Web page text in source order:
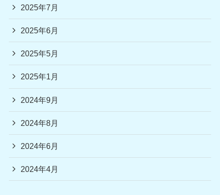
2025年7月
2025年6月
2025年5月
2025年1月
2024年9月
2024年8月
2024年6月
2024年4月